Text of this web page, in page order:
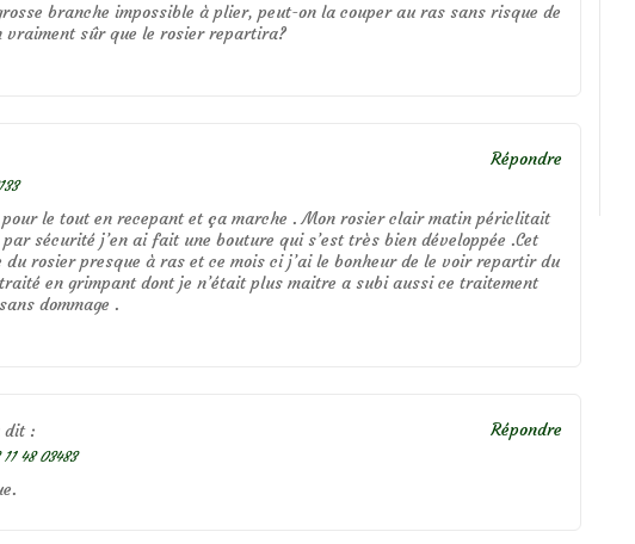
branche impossible à plier, peut-on la couper au ras sans risque de
vraiment sûr que le rosier repartira?
le tout en recepant et ça marche . Mon rosier clair matin périclitait
sécurité j’en ai fait une bouture qui s’est très bien développée .Cet
du rosier presque à ras et ce mois ci j’ai le bonheur de le voir repartir du
en grimpant dont je n’était plus maitre a subi aussi ce traitement
dommage .
Répondre
dit :
48 03483
Répondre